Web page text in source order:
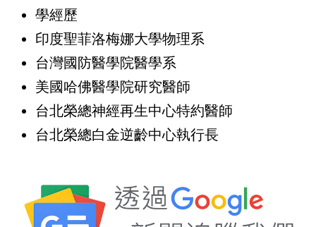
學經歷
印度聖菲洛梅娜大學物理系
台灣國防醫學院醫學系
美國哈佛醫學院研究醫師
台北榮總神經再生中心特約醫師
台北榮總白金逆齡中心執行長